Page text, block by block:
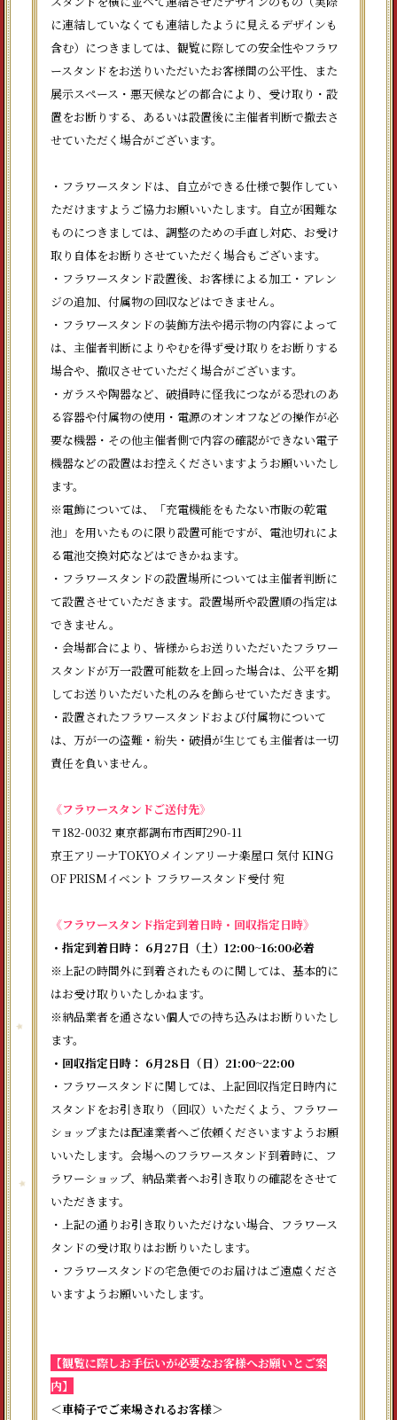
に連結していなくても連結したように見えるデザインも
含む）につきましては、観覧に際しての安全性やフラワ
ースタンドをお送りいただいたお客様間の公平性、また
展示スペース・悪天候などの都合により、受け取り・設
置をお断りする、あるいは設置後に主催者判断で撤去さ
せていただく場合がございます。
・フラワースタンドは、自立ができる仕様で製作してい
ただけますようご協力お願いいたします。自立が困難な
ものにつきましては、調整のための手直し対応、お受け
取り自体をお断りさせていただく場合もございます。
・フラワースタンド設置後、お客様による加工・アレン
ジの追加、付属物の回収などはできません。
・フラワースタンドの装飾方法や掲示物の内容によって
は、主催者判断によりやむを得ず受け取りをお断りする
場合や、撤収させていただく場合がございます。
・ガラスや陶器など、破損時に怪我につながる恐れのあ
る容器や付属物の使用・電源のオンオフなどの操作が必
要な機器・その他主催者側で内容の確認ができない電子
機器などの設置はお控えくださいますようお願いいたし
ます。
※電飾については、「充電機能をもたない市販の乾電
池」を用いたものに限り設置可能ですが、電池切れによ
る電池交換対応などはできかねます。
・フラワースタンドの設置場所については主催者判断に
て設置させていただきます。設置場所や設置順の指定は
できません。
・会場都合により、皆様からお送りいただいたフラワー
スタンドが万一設置可能数を上回った場合は、公平を期
してお送りいただいた札のみを飾らせていただきます。
・設置されたフラワースタンドおよび付属物について
は、万が一の盗難・紛失・破損が生じても主催者は一切
責任を負いません。
《フラワースタンドご送付先》
〒182-0032 東京都調布市西町290-11
京王アリーナTOKYOメインアリーナ楽屋口 気付 KING
OF PRISMイベント フラワースタンド受付 宛
《フラワースタンド指定到着日時・回収指定日時》
・指定到着日時： 6月27日（土）12:00~16:00必着
※上記の時間外に到着されたものに関しては、基本的に
はお受け取りいたしかねます。
※納品業者を通さない個人での持ち込みはお断りいたし
ます。
・回収指定日時： 6月28日（日）21:00~22:00
・フラワースタンドに関しては、上記回収指定日時内に
スタンドをお引き取り（回収）いただくよう、フラワー
ショップまたは配達業者へご依頼くださいますようお願
いいたします。会場へのフラワースタンド到着時に、フ
ラワーショップ、納品業者へお引き取りの確認をさせて
いただきます。
・上記の通りお引き取りいただけない場合、フラワース
タンドの受け取りはお断りいたします。
・フラワースタンドの宅急便でのお届けはご遠慮くださ
いますようお願いいたします。
【観覧に際しお手伝いが必要なお客様へお願いとご案
内】
＜車椅子でご来場されるお客様＞